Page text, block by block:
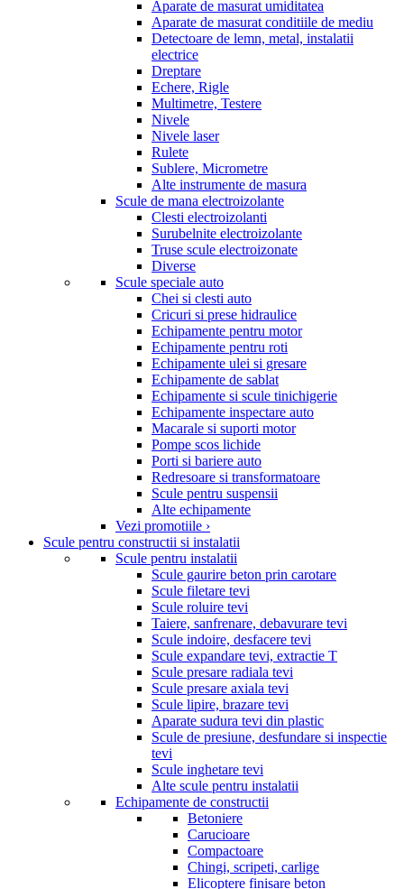
Aparate de masurat umiditatea
Aparate de masurat conditiile de mediu
Detectoare de lemn, metal, instalatii
electrice
Dreptare
Echere, Rigle
Multimetre, Testere
Nivele
Nivele laser
Rulete
Sublere, Micrometre
Alte instrumente de masura
Scule de mana electroizolante
Clesti electroizolanti
Surubelnite electroizolante
Truse scule electroizonate
Diverse
Scule speciale auto
Chei si clesti auto
Cricuri si prese hidraulice
Echipamente pentru motor
Echipamente pentru roti
Echipamente ulei si gresare
Echipamente de sablat
Echipamente si scule tinichigerie
Echipamente inspectare auto
Macarale si suporti motor
Pompe scos lichide
Porti si bariere auto
Redresoare si transformatoare
Scule pentru suspensii
Alte echipamente
Vezi promotiile ›
Scule pentru constructii si instalatii
Scule pentru instalatii
Scule gaurire beton prin carotare
Scule filetare tevi
Scule roluire tevi
Taiere, sanfrenare, debavurare tevi
Scule indoire, desfacere tevi
Scule expandare tevi, extractie T
Scule presare radiala tevi
Scule presare axiala tevi
Scule lipire, brazare tevi
Aparate sudura tevi din plastic
Scule de presiune, desfundare si inspectie
tevi
Scule inghetare tevi
Alte scule pentru instalatii
Echipamente de constructii
Betoniere
Carucioare
Compactoare
Chingi, scripeti, carlige
Elicoptere finisare beton